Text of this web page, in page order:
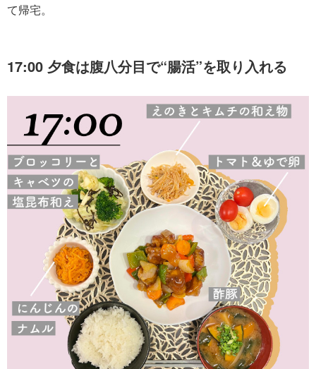
て帰宅。
17:00 夕食は腹八分目で“腸活”を取り入れる